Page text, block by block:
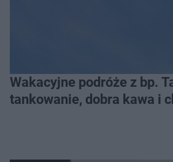
Wakacyjne podróże z bp.
tankowanie, dobra kawa i